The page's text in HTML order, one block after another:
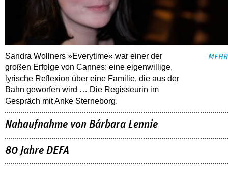
Sandra Wollners »Everytime« war einer der
großen Erfolge von Cannes: eine eigenwillige,
lyrische Reflexion über eine ­Familie, die aus der
Bahn geworfen wird … Die Regisseurin im
Gespräch mit Anke Sterneborg.
MEHR
Nahaufnahme von Bárbara Lennie
80 Jahre DEFA